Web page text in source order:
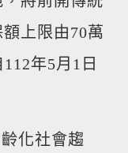
上限由70萬
年5月1日
化社會趨